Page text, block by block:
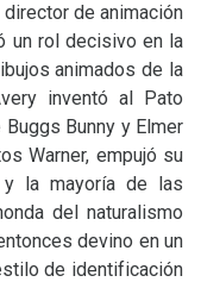
de animación
un rol decisivo en la
animados de la
inventó al Pato
Bunny y Elmer
Warner, empujó su
y la mayoría de las
del naturalismo
devino en un
de identificación